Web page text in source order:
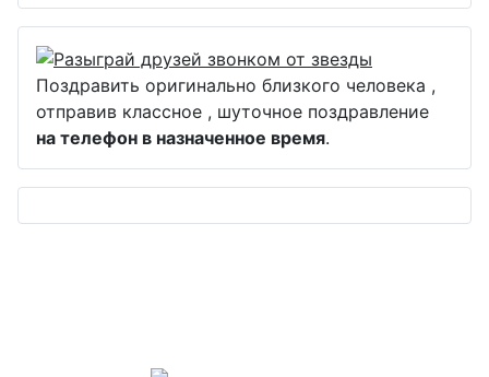
Поздравить оригинально близкого человека ,
отправив классное , шуточное поздравление
на телефон в назначенное время.